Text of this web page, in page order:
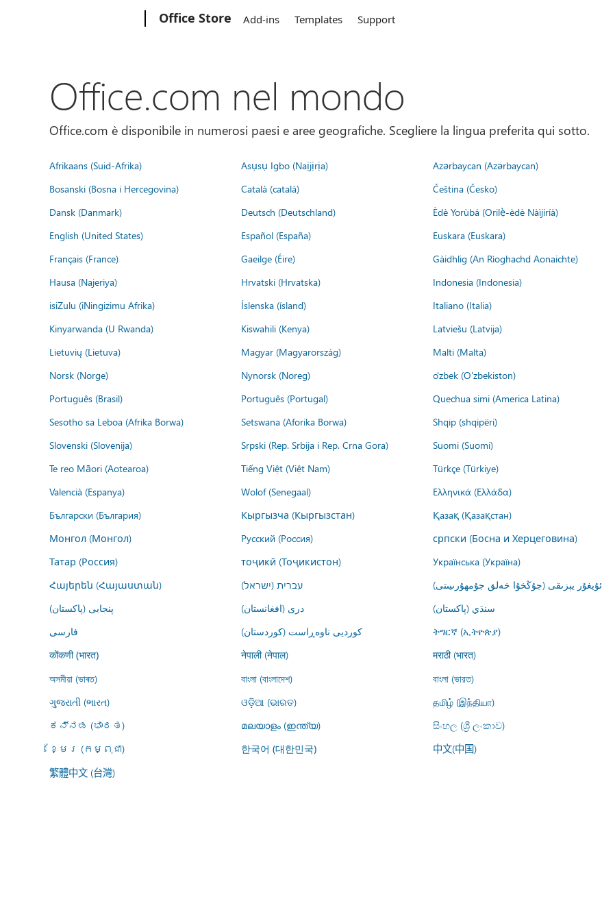
Office Store Add-ins Templates Support
Office.com nel mondo
Office.com è disponibile in numerosi paesi e aree geografiche. Scegliere la lingua preferita qui sotto.
Afrikaans (Suid-Afrika) Asụsụ Igbo (Naịjịrịa) Azərbaycan (Azərbaycan)
Bosanski (Bosna i Hercegovina)
Català (català) Čeština (Česko)
Dansk (Danmark)
Deutsch (Deutschland) Èdè Yorùbá (Orilẹ̀-èdè Nàìjíríà)
English (United States)
Español (España) Euskara (Euskara)
Français (France)
Gaeilge (Éire) Gàidhlig (An Rìoghachd Aonaichte)
Hausa (Najeriya)
Hrvatski (Hrvatska) Indonesia (Indonesia)
isiZulu (iNingizimu Afrika)
Íslenska (ísland) Italiano (Italia)
Kinyarwanda (U Rwanda)
Kiswahili (Kenya) Latviešu (Latvija)
Lietuvių (Lietuva)
Magyar (Magyarország) Malti (Malta)
Norsk (Norge)
Nynorsk (Noreg) o'zbek (O'zbekiston)
Português (Brasil)
Português (Portugal) Quechua simi (America Latina)
Sesotho sa Leboa (Afrika Borwa)
Setswana (Aforika Borwa) Shqip (shqipëri)
Slovenski (Slovenija)
Srpski (Rep. Srbija i Rep. Crna Gora) Suomi (Suomi)
Te reo Māori (Aotearoa)
Tiếng Việt (Việt Nam) Türkçe (Türkiye)
Valencià (Espanya)
Wolof (Senegaal) Ελληνικά (Ελλάδα)
Български (България)
Кыргызча (Кыргызстан) Қазақ (Қазақстан)
Монгол (Монгол)
Русский (Россия) српски (Босна и Херцеговина)
Татар (Россия)
тоҷикӣ (Тоҷикистон) Українська (Україна)
Հայերեն (Հայաստան)
עברית (ישראל) ئۇيغۇر يېزىقى (جۇڭخۇا خەلق جۇمھۇرىيىتى)
پنجابی (پاکستان)
درى (افغانستان) سنڌي (پاکستان)
فارسى
کوردیی ناوەڕاست (کوردستان) ትግርኛ (ኢትዮጵያ)
कोंकणी (भारत) नेपाली (नेपाल) मराठी (भारत)
অসমীয়া (ভাৰত) বাংলা (বাংলাদেশ) বাংলা (ভারত)
ગુજરાતી (ભારત)
ଓଡ଼ିଆ (ଭାରତ) தமிழ் (இந்தியா)
ಕನ್ನಡ (ಭಾರತ)
മലയാളം (ഇന്ത്യ) සිංහල (ශ්‍රී ලංකාව)
ខ្មែរ (កម្ពុជា)
한국어 (대한민국) 中文(中国)
繁體中文 (台灣)